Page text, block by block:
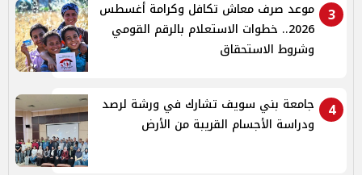
3
موعد صرف معاش تكافل وكرامة أغسطس
2026.. خطوات الاستعلام بالرقم القومي
وشروط الاستحقاق
4
جامعة بني سويف تشارك في ورشة لرصد
ودراسة الأجسام القريبة من الأرض